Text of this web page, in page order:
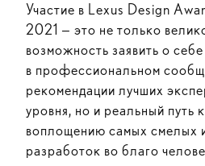
Участие в Lexus Design
2021 — это не только
возможность заявить о
в профессиональном
рекомендации лучших
уровня, но и реальный путь
воплощению самых смелых
разработок во благо